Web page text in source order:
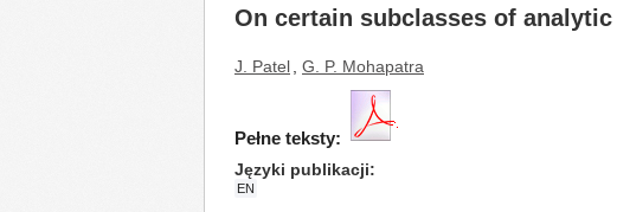
On certain subclasses of
J. Patel G. P. Mohapatra
Pełne teksty:
Języki publikacji
EN